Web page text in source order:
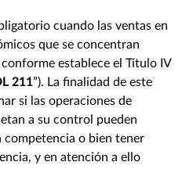
cuando las ventas en
que se concentran
establece el Título IV
211”). La finalidad de este
si las operaciones de
a su control pueden
competencia o bien tener
y en atención a ello